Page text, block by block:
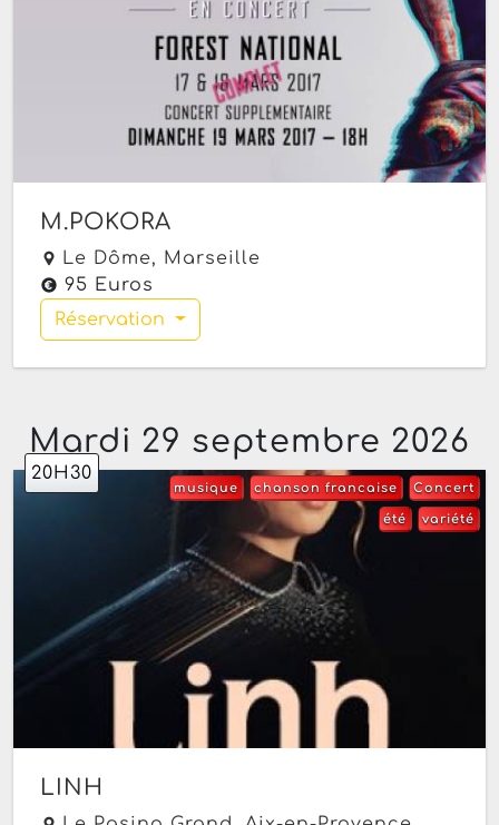
M.POKORA
Le Dôme, Marseille
95 Euros
Réservation
Mardi 29 septembre 2026
20H30
Concert
chanson francaise
musique
variété
été
LINH